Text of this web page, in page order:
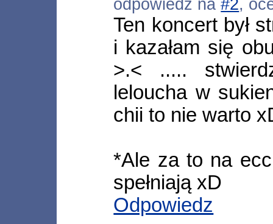
odpowiedź na#2,
Ten koncert był
i kazałam się
>.< .....
leloucha w
chii to nie warto
*Ale za to na
spełniają xD
Odpowiedz